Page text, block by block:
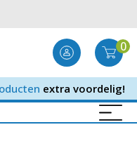
0
extra voordelig!